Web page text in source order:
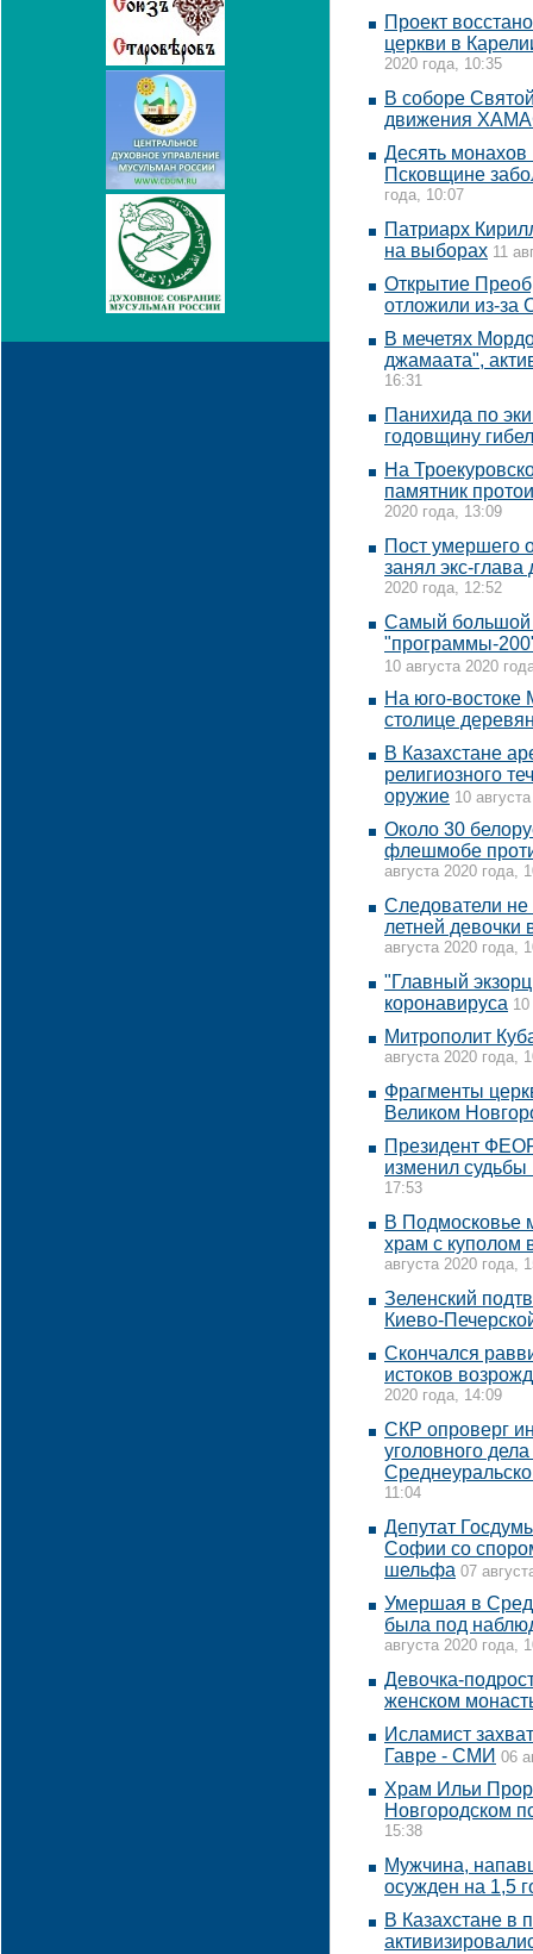
Проект
церкви в
2020 года, 10:35
В соборе
движения
Десять
Псковщине
года, 10:07
Патриарх
на выборах 11
Открытие
отложили из-за
В мечетях
джамаата",
16:31
Панихида по
годовщину
На
памятник
2020 года, 13:09
Пост умершего
занял экс-глава
2020 года, 12:52
Самый большой
"программы-
10 августа 2020
На юго-
столице
В Казахстане
религиозного
оружие 10
Около 30
флешмобе
августа 2020 года,
Следователи
летней
августа 2020 года,
"Главный
коронавируса
Митрополит
августа 2020 года,
Фрагменты
Великом
Президент
изменил
17:53
В Подмосковье
храм с куполом
августа 2020 года,
Зеленский
Киево-
Скончался
истоков
2020 года, 14:09
СКР опроверг
уголовного
11:04
Депутат
Софии со
шельфа 07
Умершая в
была под
августа 2020 года,
Девочка-
женском
Исламист
Гавре - СМИ 06
Храм Ильи
Новгородском
15:38
Мужчина,
осужден на 1,5
В Казахстане в